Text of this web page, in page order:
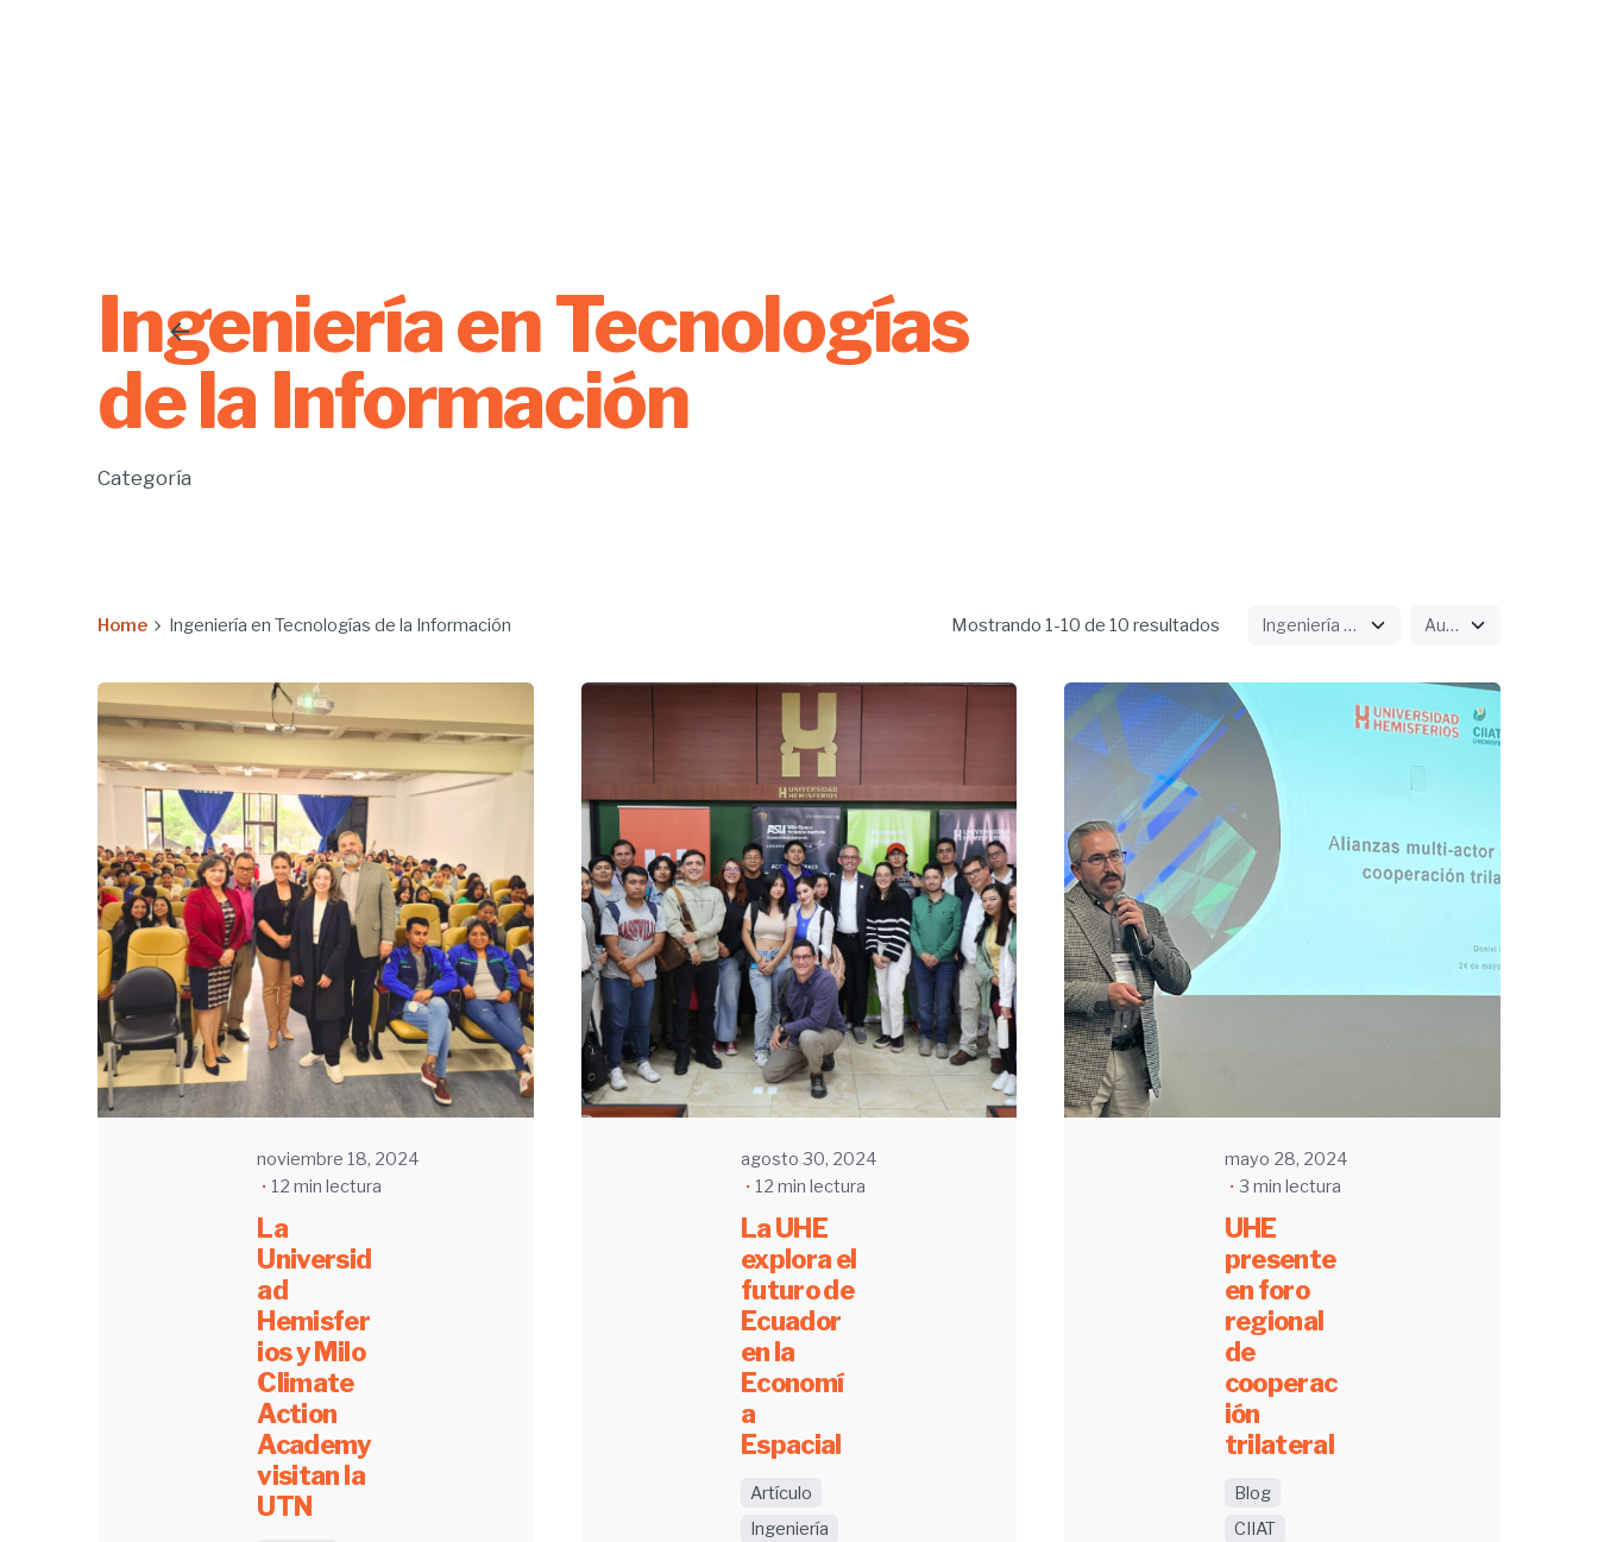
Ingeniería en Tecnologías
de la Información
Categoría
Home Ingeniería en Tecnologías de la Información Mostrando 1-10 de 10 resultados
Enviado
por
noviembre 18, 2024
12 min lectura
La
Universid
ad
Hemisfer
ios y Milo
Climate
Action
Academy
visitan la
UTN
Enviado
por
UHE
agosto 30, 2024
12 min lectura
La UHE
explora el
futuro de
Ecuador
en la
Economí
a
Espacial
Artículo
Ingeniería
mayo 28, 2024
3 min lectura
UHE
presente
en foro
regional
de
cooperac
ión
trilateral
Blog
CIIAT